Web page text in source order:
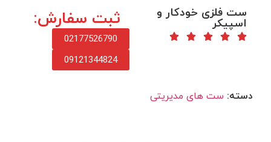
ست فلزی خودکار و
اسپیکر ثبت سفارش:
02177526790
09121344824
دسته: ست های مدیریتی